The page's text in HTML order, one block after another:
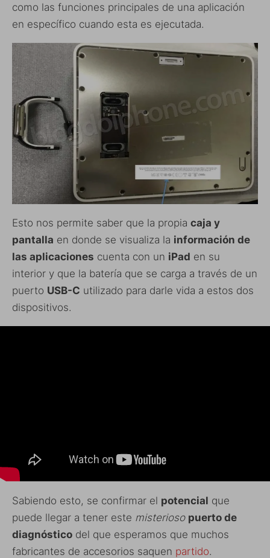
como las funciones principales de una aplicación
en específico cuando esta es ejecutada.
Esto nos permite saber que la propia caja y
pantalla en donde se visualiza la información de
las aplicaciones cuenta con un iPad en su
interior y que la batería que se carga a través de un
puerto USB-C utilizado para darle vida a estos dos
dispositivos.
Sabiendo esto, se confirmar el potencial que
puede llegar a tener este misterioso puerto de
diagnóstico del que esperamos que muchos
fabricantes de accesorios saquen partido.